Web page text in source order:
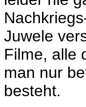
Juwele
Filme, alle
man nur
besteht.